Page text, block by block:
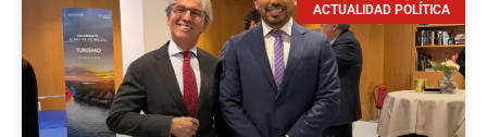
ACTUALIDAD POLÍTICA